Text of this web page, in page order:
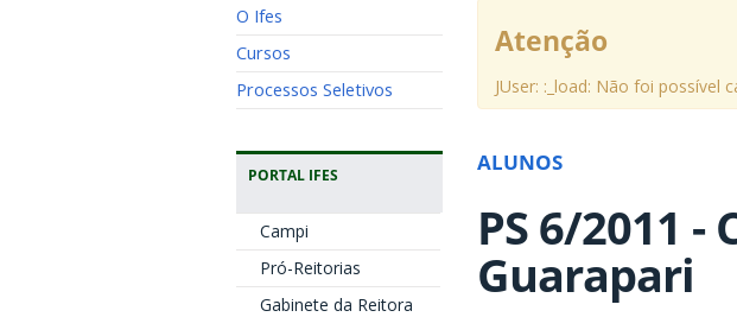
O Ifes
Cursos
Processos Seletivos
PORTAL IFES
Campi
Pró-Reitorias
Gabinete da Reitora
Atenção
JUser: :_load: Não foi possível
ALUNOS
PS 6/2011 -
Guarapari